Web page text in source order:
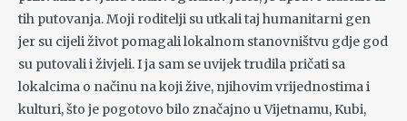
tih putovanja. Moji roditelji su utkali taj humanitarni gen
jer su cijeli život pomagali lokalnom stanovništvu gdje god
su putovali i živjeli. I ja sam se uvijek trudila pričati sa
lokalcima o načinu na koji žive, njihovim vrijednostima i
kulturi, što je pogotovo bilo značajno u Vijetnamu, Kubi,